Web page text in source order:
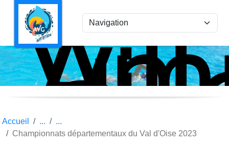
la
Accueil
Championnats départementaux du Val d'Oise 2023
Panneau de gestion des cookies